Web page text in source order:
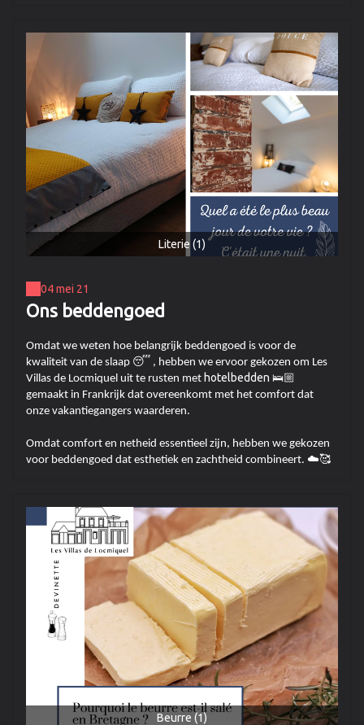
Literie (1)
04 mei 21
Ons beddengoed
Omdat we weten hoe belangrijk beddengoed is voor de
kwaliteit van de slaap 😴 , hebben we ervoor gekozen om Les
Villas de Locmiquel uit te rusten met hotelbedden 🛌🏼
gemaakt in Frankrijk dat overeenkomt met het comfort dat
onze vakantiegangers waarderen.
Omdat comfort en netheid essentieel zijn, hebben we gekozen
voor beddengoed dat esthetiek en zachtheid combineert. ☁️🥰
Beurre (1)